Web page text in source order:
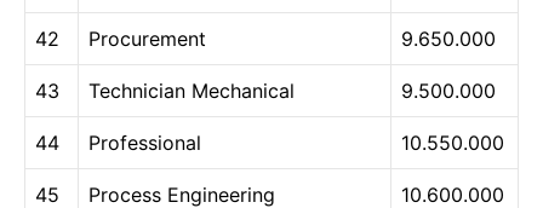
42 Procurement 9.650.000
43 Technician Mechanical 9.500.000
44 Professional 10.550.000
45 Process Engineering 10.600.000